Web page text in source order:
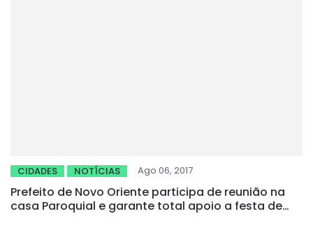
CIDADES NOTÍCIAS Ago 06, 2017
Prefeito de Novo Oriente participa de reunião na
casa Paroquial e garante total apoio a festa de